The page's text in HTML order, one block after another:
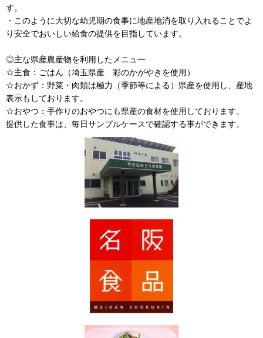
す。
・このように大切な幼児期の食事に地産地消を取り入れることでよ
り安全でおいしい給食の提供を目指しています。
◎主な県産農産物を利用したメニュー
☆主食：ごはん（埼玉県産 彩のかがやきを使用）
☆おかず：野菜・肉類は極力（季節等による）県産を使用し、産地
表示もしております。
☆おやつ：手作りのおやつにも県産の食材を使用しております。
提供した食事は、毎日サンプルケースで確認する事ができます。